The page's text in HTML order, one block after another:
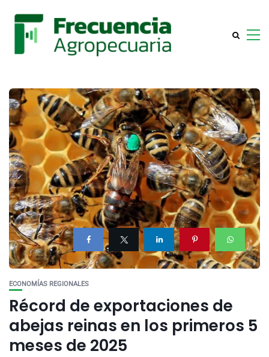
ECONOMÍAS REGIONALES
Récord de exportaciones de
abejas reinas en los primeros 5
meses de 2025